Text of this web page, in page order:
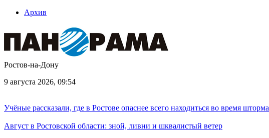
Архив
Ростов-на-Дону
9 августа 2026, 09:54
Учёные рассказали, где в Ростове опаснее всего находиться во время шторма
Август в Ростовской области: зной, ливни и шквалистый ветер